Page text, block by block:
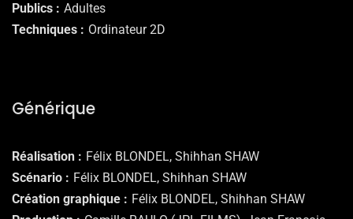
Publics
Adultes
Techniques
Ordinateur 2D
Générique
Réalisation
Félix BLONDEL, Shihhan SHAW
Scénario
Félix BLONDEL, Shihhan SHAW
Création graphique
Félix BLONDEL, Shihhan SHAW